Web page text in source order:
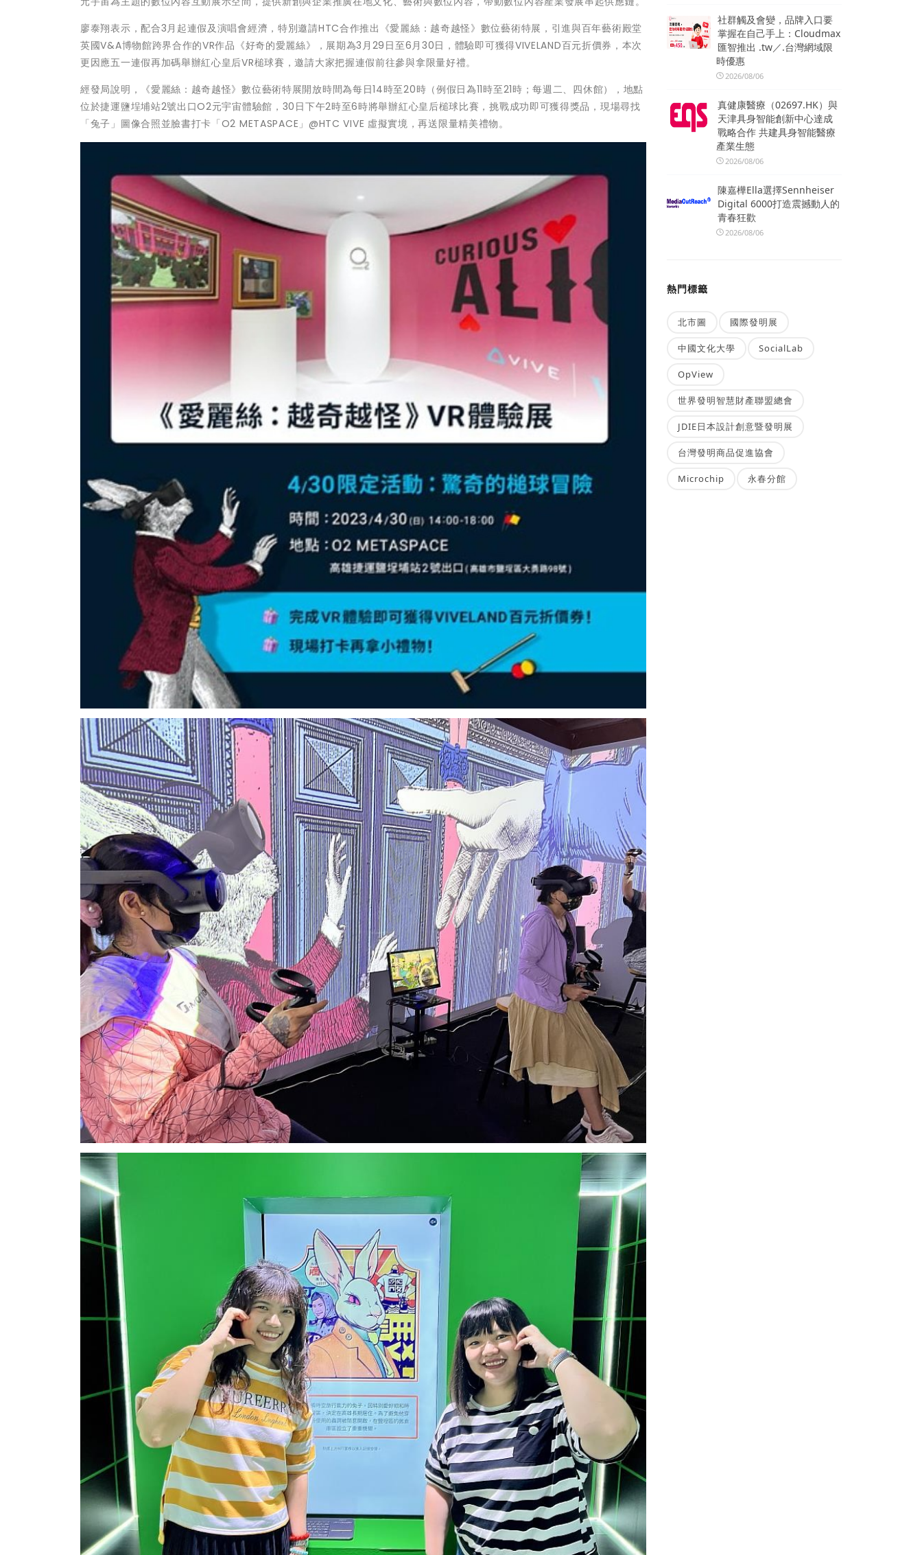
廖泰翔表示，配合3月起連假及演唱會經濟，特別邀請HTC合作推出《愛麗絲：越奇越怪》數位藝術特展，引進與百年藝術殿堂
英國V&A博物館跨界合作的VR作品《好奇的愛麗絲》，展期為3月29日至6月30日，體驗即可獲得VIVELAND百元折價券，本次
更因應五一連假再加碼舉辦紅心皇后VR槌球賽，邀請大家把握連假前往參與拿限量好禮。
經發局說明，《愛麗絲：越奇越怪》數位藝術特展開放時間為每日14時至20時（例假日為11時至21時；每週二、四休館），地點
位於捷運鹽埕埔站2號出口O2元宇宙體驗館，30日下午2時至6時將舉辦紅心皇后槌球比賽，挑戰成功即可獲得獎品，現場尋找
「兔子」圖像合照並臉書打卡「O2 METASPACE」@HTC VIVE 虛擬實境，再送限量精美禮物。
社群觸及會變，品牌入口要
掌握在自己手上：Cloudmax
匯智推出 .tw／.台灣網域限
時優惠
2026/08/06
真健康醫療（02697.HK）與
天津具身智能創新中心達成
戰略合作 共建具身智能醫療
產業生態
2026/08/06
陳嘉樺Ella選擇Sennheiser
Digital 6000打造震撼動人的
青春狂歡
2026/08/06
熱門標籤
北市圖 國際發明展
中國文化大學 SocialLab
OpView
世界發明智慧財產聯盟總會
JDIE日本設計創意暨發明展
台灣發明商品促進協會
Microchip 永春分館